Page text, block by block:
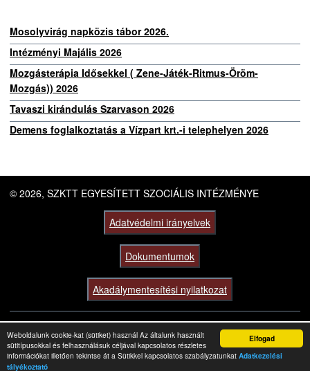
Elfogad
Weboldalunk cookie-kat (sütiket) használ Az általunk használt
sütitípusokkal és felhasználásuk céljával kapcsolatos részletes
információkat illetően tekintse át a Sütikkel kapcsolatos szabályzatunkat Adatkezelési
tályékoztató
Mosolyvirág napközis tábor 2026.
Intézményi Majális 2026
Mozgásterápia Idősekkel ( Zene-Játék-Ritmus-Öröm-
Mozgás)) 2026
Tavaszi kirándulás Szarvason 2026
Demens foglalkoztatás a Vízpart krt.-i telephelyen 2026
© 2026, SZKTT EGYESÍTETT SZOCIÁLIS INTÉZMÉNYE
Adatvédelmi irányelvek
Dokumentumok
Akadálymentesítési nyilatkozat